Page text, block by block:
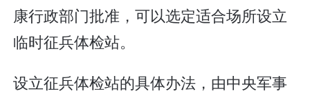
康行政部门批准，可以选定适合场所设立
临时征兵体检站。
设立征兵体检站的具体办法，由中央军事